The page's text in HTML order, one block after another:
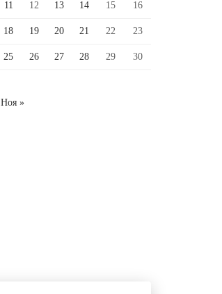
11 12 13 14 15 16
18 19 20 21 22 23
25 26 27 28 29 30
Ноя »